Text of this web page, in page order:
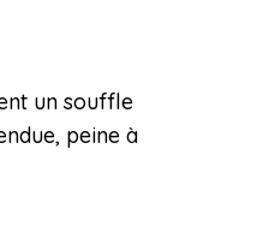
un souffle
peine à